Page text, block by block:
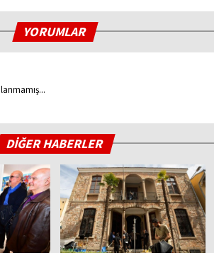
YORUMLAR
DİĞER HABERLER